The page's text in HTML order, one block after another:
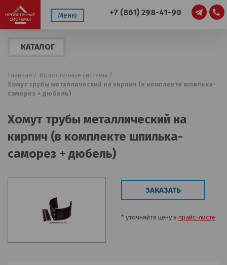
Меню +7 (861) 298-41-90
КАТАЛОГ
Главная / Водосточные системы /
Хомут трубы металлический на кирпич (в комплекте шпилька-
саморез + дюбель)
Хомут трубы металлический на
кирпич (в комплекте шпилька-
саморез + дюбель)
ЗАКАЗАТЬ
* уточняйте цену в прайс-листе